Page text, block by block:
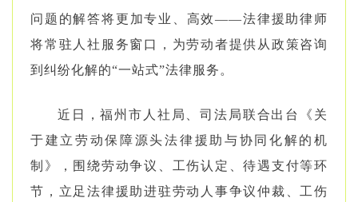
问题的解答将更加专业、高效——法律援助律师
将常驻人社服务窗口，为劳动者提供从政策咨询
到纠纷化解的“一站式”法律服务。
近日，福州市人社局、司法局联合出台《关
于建立劳动保障源头法律援助与协同化解的机
制》，围绕劳动争议、工伤认定、待遇支付等环
节，立足法律援助进驻劳动人事争议仲裁、工伤